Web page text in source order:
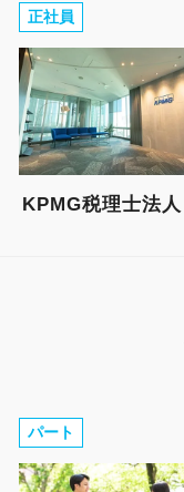
正社員
KPMG税理士法人
パート